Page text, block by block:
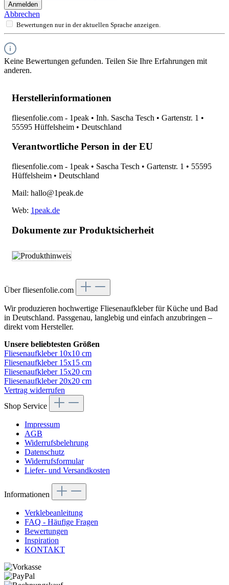
Anmelden
Abbrechen
Bewertungen nur in der aktuellen Sprache anzeigen.
Keine Bewertungen gefunden. Teilen Sie Ihre Erfahrungen mit
anderen.
Herstellerinformationen
fliesenfolie.com - 1peak • Inh. Sascha Tesch • Gartenstr. 1 •
55595 Hüffelsheim • Deutschland
Verantwortliche Person in der EU
fliesenfolie.com - 1peak • Sascha Tesch • Gartenstr. 1 • 55595
Hüffelsheim • Deutschland
Mail: hallo@1peak.de
Web: 1peak.de
Dokumente zur Produktsicherheit
Über fliesenfolie.com
Wir produzieren hochwertige Fliesenaufkleber für Küche und Bad
in Deutschland. Passgenau, langlebig und einfach anzubringen –
direkt vom Hersteller.
Unsere beliebtesten Größen
Fliesenaufkleber 10x10 cm
Fliesenaufkleber 15x15 cm
Fliesenaufkleber 15x20 cm
Fliesenaufkleber 20x20 cm
Vertrag widerrufen
Shop Service
Impressum
AGB
Widerrufsbelehrung
Datenschutz
Widerrufsformular
Liefer- und Versandkosten
Informationen
Verklebeanleitung
FAQ - Häufige Fragen
Bewertungen
Inspiration
KONTAKT